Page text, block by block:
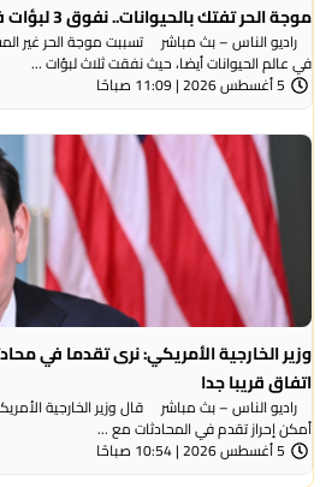
موجة الحر تفتك بالحيوانات.. نفوق 3 لبؤات في حديقة حيوان بطوكيو
راديو الناس – بث مباشر تسببت موجة الحر غير
في عالم الحيوانات أيضا، حيث نفقت ثلاث لبؤات ...
5 أغسطس 2026 | 11:09 صباحًا
وزير الخارجية الأمريكي: نرى تقدما في
اتفاق قريبا جدا
راديو الناس – بث مباشر قال وزير الخارجية الأمريكي
أمكن إحراز تقدم في المحادثات مع ...
5 أغسطس 2026 | 10:54 صباحًا